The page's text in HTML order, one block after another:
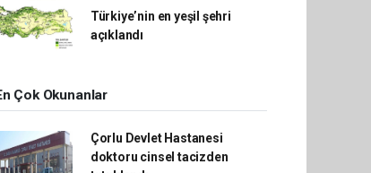
Türkiye’nin en yeşil şehri
açıklandı
Çok Okunanlar
Çorlu Devlet Hastanesi
doktoru cinsel tacizden